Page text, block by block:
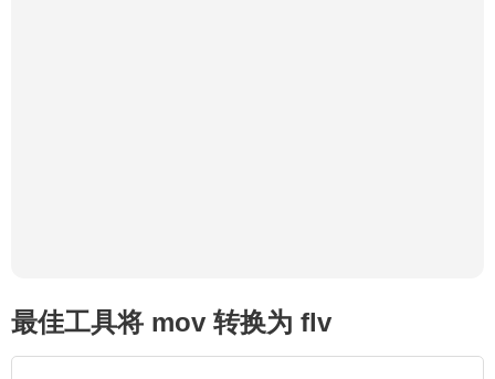
最佳工具将 mov 转换为 flv